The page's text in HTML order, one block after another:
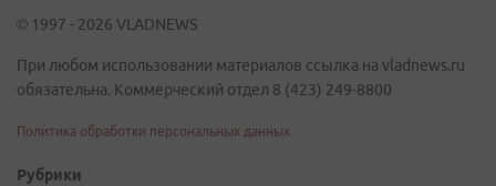
© 1997 - 2026 VLADNEWS
При любом использовании материалов ссылка на vladnews.ru
обязательна. Коммерческий отдел 8 (423) 249-8800
Политика обработки персональных данных
Рубрики